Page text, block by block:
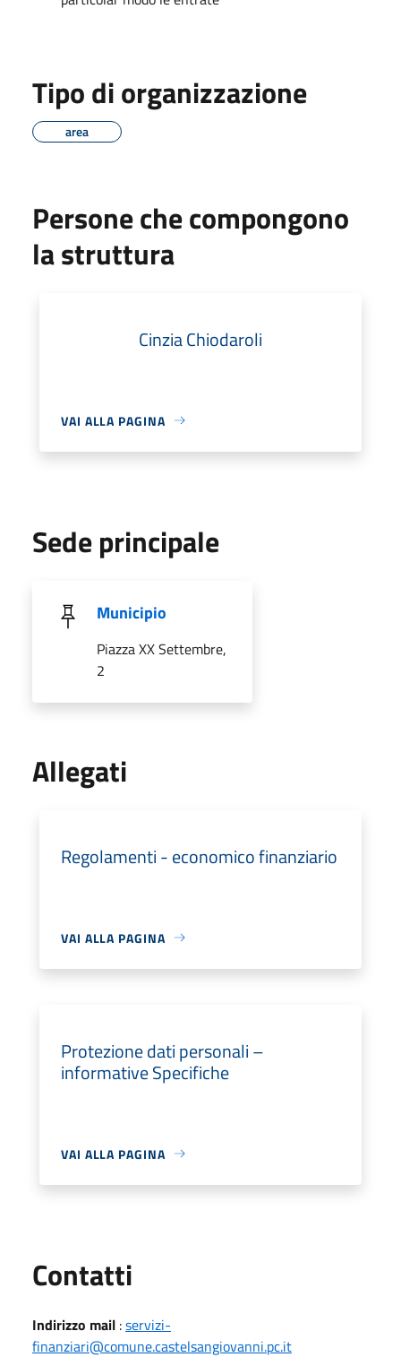
Tipo di organizzazione
area
Persone che compongono
la struttura
Cinzia Chiodaroli
VAI ALLA PAGINA
Sede principale
Municipio
Piazza XX Settembre,
2
Allegati
Regolamenti - economico finanziario
VAI ALLA PAGINA
Protezione dati personali –
informative Specifiche
VAI ALLA PAGINA
Contatti
Indirizzo mail :servizi-
finanziari@comune.castelsangiovanni.pc.it